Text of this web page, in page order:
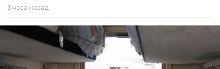
3 часа назад